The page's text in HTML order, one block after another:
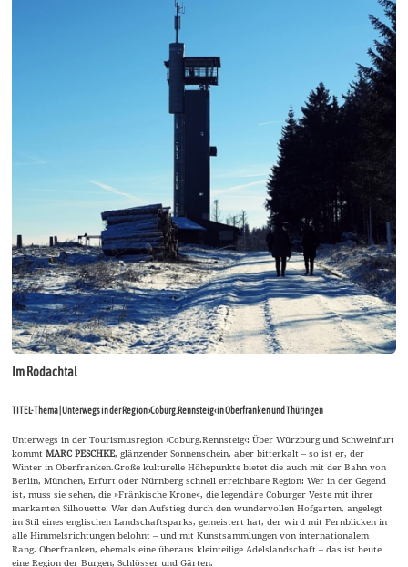
Im Rodachtal
TITEL-Thema | Unterwegs in der Region ›Coburg.Rennsteig‹ in Oberfranken und Thüringen
Unterwegs in der Tourismusregion ›Coburg.Rennsteig‹: Über Würzburg und Schweinfurt
kommtMARC PESCHKE, glänzender Sonnenschein, aber bitterkalt – so ist er, der
Winter in Oberfranken.Große kulturelle Höhepunkte bietet die auch mit der Bahn von
Berlin, München, Erfurt oder Nürnberg schnell erreichbare Region: Wer in der Gegend
ist, muss sie sehen, die »Fränkische Krone«, die legendäre Coburger Veste mit ihrer
markanten Silhouette. Wer den Aufstieg durch den wundervollen Hofgarten, angelegt
im Stil eines englischen Landschaftsparks, gemeistert hat, der wird mit Fernblicken in
alle Himmelsrichtungen belohnt – und mit Kunstsammlungen von internationalem
Rang. Oberfranken, ehemals eine überaus kleinteilige Adelslandschaft – das ist heute
eine Region der Burgen, Schlösser und Gärten.